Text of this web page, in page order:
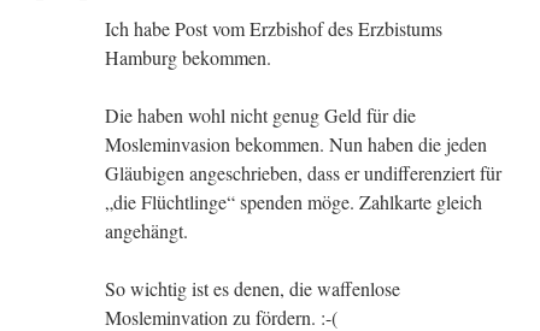
Ich habe Post vom Erzbishof des Erzbistums
Hamburg bekommen.
Die haben wohl nicht genug Geld für die
Mosleminvasion bekommen. Nun haben die jeden
Gläubigen angeschrieben, dass er undifferenziert für
„die Flüchtlinge“ spenden möge. Zahlkarte gleich
angehängt.
So wichtig ist es denen, die waffenlose
Mosleminvation zu fördern. :-(